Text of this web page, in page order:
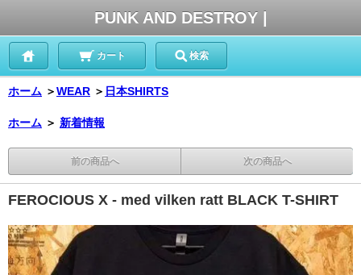
PUNK AND DESTROY |
カート 検索
ホーム ＞WEAR ＞ 日本SHIRTS
ホーム ＞ 新着情報
前の商品へ 次の商品へ
FEROCIOUS X - med vilken ratt BLACK T-SHIRT